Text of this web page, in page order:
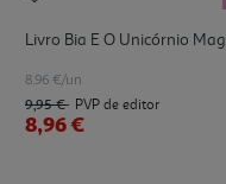
Livro Bia E O Unicórnio
8.96 €/un
9,95 € PVP de editor
8,96 €